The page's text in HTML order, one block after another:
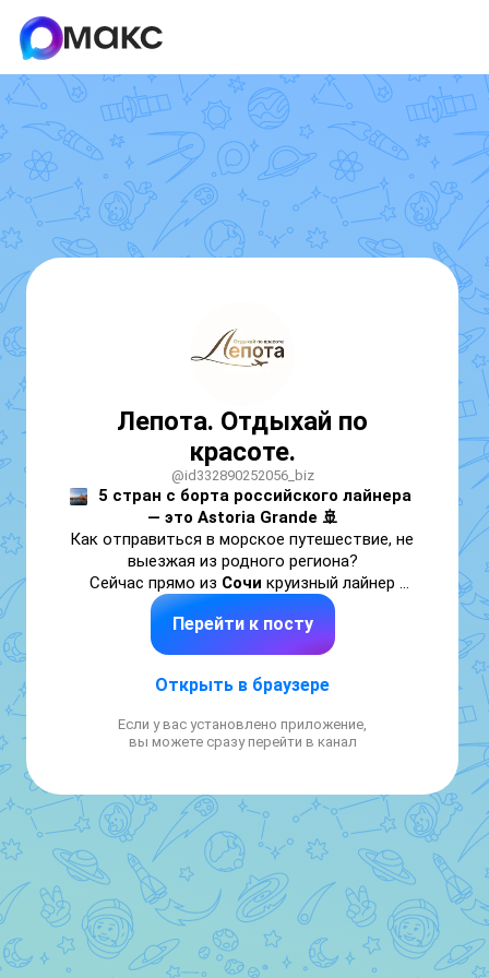
Лепота. Отдыхай по
красоте.
@id332890252056_biz
5 стран с борта российского лайнера
— это Astoria Grande 🚢
Как отправиться в морское путешествие, не
выезжая из родного региона?
Сейчас прямо из Сочи
Astoria Grande перевезет вас в Турцию,
Грецию, Грузию, Италию или Мальту.
есть вам не нужен длинный перелёт,
уехать из «родного» Сочи и вернуться сюда
а неделю в нескольких странах
Главные «плюсы по‑русски» такие:
Отправление прямо из Сочи
— вы не
летите в чужую страну, а просто едете в
порт, как на экскурсию.
⭐ Русскоязычный сервис
— команда
говорит по‑русски, меню и развлечения
Перейти к посту
Открыть в браузере
Если у вас установлено приложение,
вы можете сразу перейти в канал